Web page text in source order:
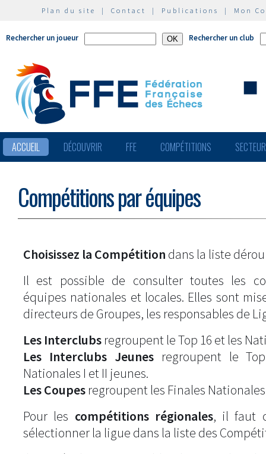
Plan du site | Contact | Publications | Mon
Rechercher un joueur Rechercher un club
ACCUEIL DÉCOUVRIR FFE COMPÉTITIONS
Compétitions par équipes
Choisissez la Compétition dans la liste
Il est possible de consulter toutes les
équipes nationales et locales. Elles sont
directeurs de Groupes, les responsables de
Les Interclubs regroupent le Top 16 et les
Les Interclubs Jeunesregroupent le
Nationales I et II jeunes.
Les Coupes regroupent les Finales
Pour les compétitions régionales, il faut
sélectionner la ligue dans la liste des